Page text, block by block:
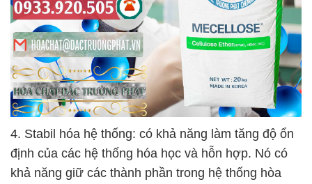
4. Stabil hóa hệ thống: có khả năng làm tăng độ ổn
định của các hệ thống hóa học và hỗn hợp. Nó có
khả năng giữ các thành phần trong hệ thống hòa